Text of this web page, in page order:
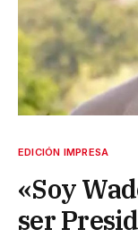
EDICIÓN IMPRESA
«Soy
ser